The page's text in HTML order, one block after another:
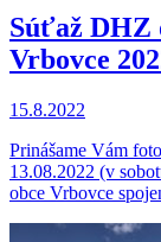
Súťaž DHZ
Vrbovce
15.8.2022
Prinášame Vám
13.08.2022 (v
obce Vrbovce